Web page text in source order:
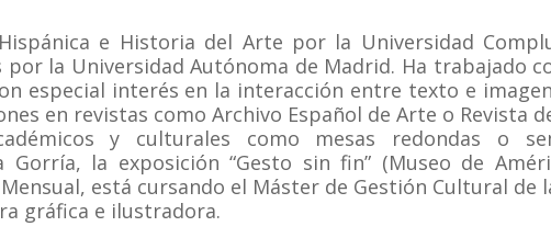
e Historia del Arte por la Universidad
la Universidad Autónoma de Madrid. Ha trabajado
especial interés en la interacción entre texto e
en revistas como Archivo Español de Arte o Revista
y culturales como mesas redondas o
la exposición “Gesto sin fin” (Museo de
está cursando el Máster de Gestión Cultural
gráfica e ilustradora.